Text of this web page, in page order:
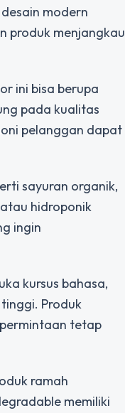
modern
produk menjangkau
ini bisa berupa
pada kualitas
pelanggan dapat
sayuran organik,
hidroponik
ingin
kursus bahasa,
Produk
tetap
ramah
memiliki